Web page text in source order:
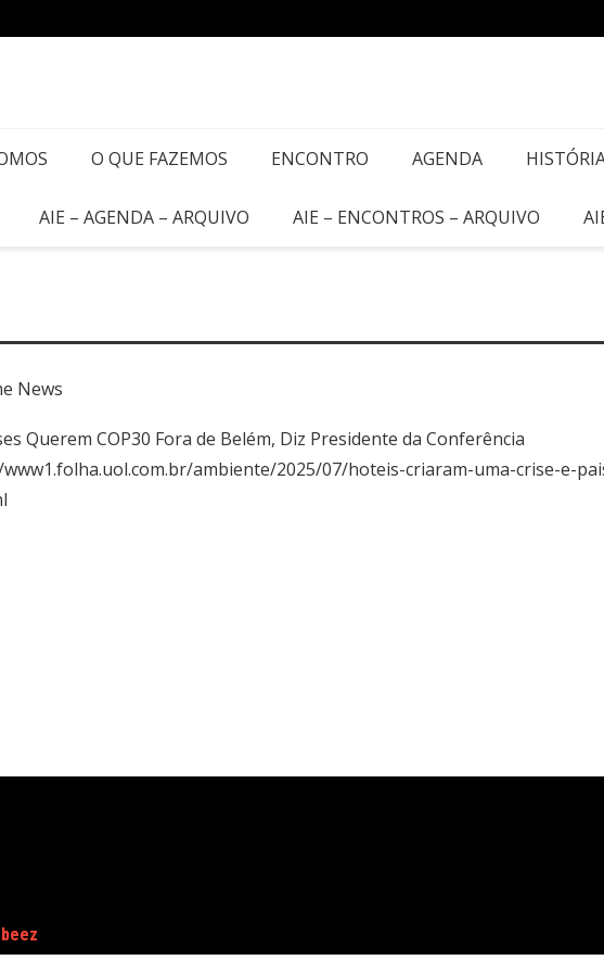
O QUE FAZEMOS ENCONTRO AGENDA
AIE – AGENDA – ARQUIVO AIE – ENCONTROS – ARQUIVO
News
Querem COP30 Fora de Belém, Diz Presidente da Conferência
ambiente/2025/07/hoteis-criaram-uma-crise-e-